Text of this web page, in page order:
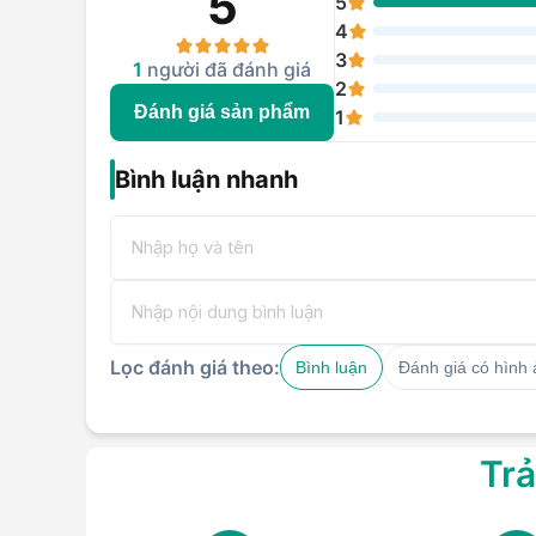
Cổng kết nối
1 x USB-A 3.2 Thế hệ 1
1 x USB-A 3.2 Thế hệ 1
2 x USB-C 3.2 Thế hệ 1
1x HDMI 1.4b
1 x Jack cắm âm thanh
Kết nối không dây
Camera
1080p FHD IR có micro
Hệ điều hành
Windows 11 Home
Đánh giá chi tiết các tính năng
1 người đã đánh giá
Đánh giá sản phẩm
4
3
2
1
Bình luận nhanh
Lọc đánh giá theo: Bình luận Đánh giá có hình